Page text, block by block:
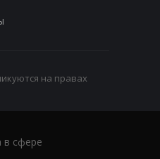
на правах
в сфере